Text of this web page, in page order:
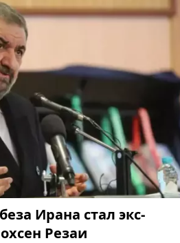
Ирана стал экс-
Резаи